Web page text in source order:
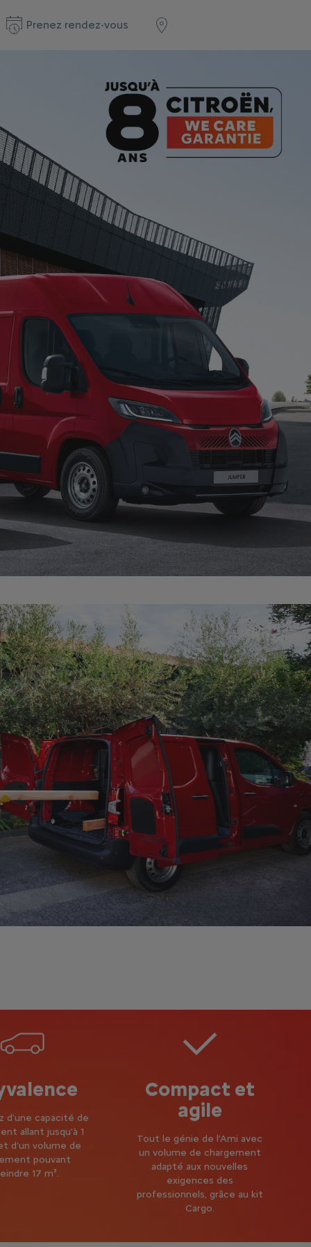
Prenez rendez-vous
d'une capacité de
allant jusqu'à 1
d'un volume de
pouvant
17 m³.
Compact et
agile
Tout le génie de l'Ami avec
un volume de chargement
adapté aux nouvelles
exigences des
professionnels, grâce au kit
Cargo.